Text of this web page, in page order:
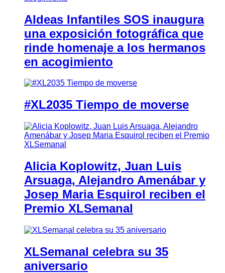
Aldeas Infantiles SOS inaugura
una exposición fotográfica que
rinde homenaje a los hermanos
en acogimiento
#XL2035 Tiempo de moverse
Alicia Koplowitz, Juan Luis
Arsuaga, Alejandro Amenábar y
Josep Maria Esquirol reciben el
Premio XLSemanal
XLSemanal celebra su 35
aniversario